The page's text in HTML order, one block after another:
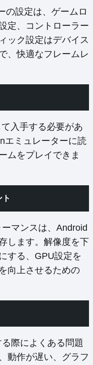
の設定は、ゲームロ
定、コントローラー
ック設定はデバイス
、快適なフレームレ
入手する必要があ
エミュレーターに読
ムをプレイできま
マンスは、Android
します。解像度を下
する、GPU設定を
向上させるための
際によくある問題
動作が遅い、グラフ